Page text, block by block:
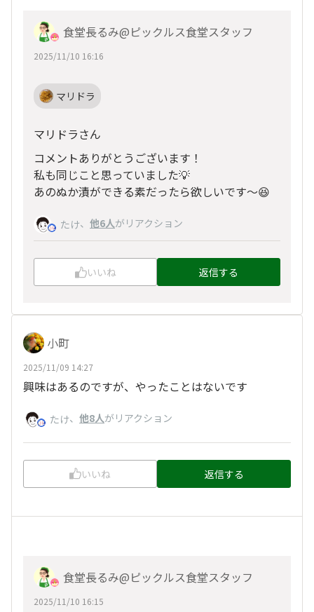
食堂長るみ@ピックルス食堂スタッフ
2025/11/10 16:16
マリドラ
マリドラさん
コメントありがとうございます！
私も同じこと思っていました💡
あのぬか漬ができる素だったら欲しいです～😆
たけ、 他6人がリアクション
いいね 返信する
小町
2025/11/09 14:27
興味はあるのですが、やったことはないです
たけ、 他8人がリアクション
いいね 返信する
食堂長るみ@ピックルス食堂スタッフ
2025/11/10 16:15